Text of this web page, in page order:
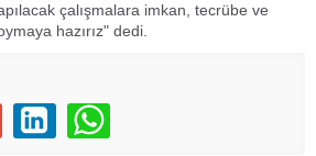
çalışmalara imkan, tecrübe ve
hazırız" dedi.